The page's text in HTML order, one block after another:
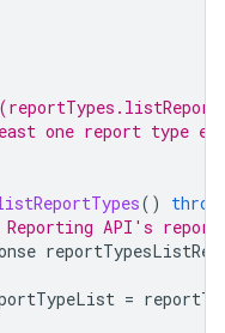
one report type
()
Reporting API's
=